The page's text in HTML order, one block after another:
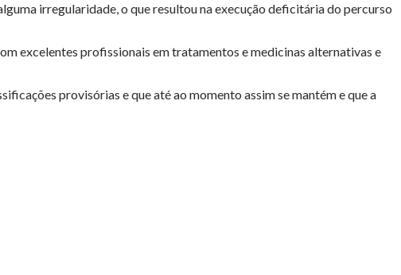
irregularidade, o que resultou na execução deficitária do percurso
excelentes profissionais em tratamentos e medicinas alternativas e
provisórias e que até ao momento assim se mantém e que a